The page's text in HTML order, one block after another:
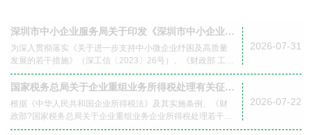
深圳市中小企业服务局关于印发《深圳市中小企业服
务局中小企业数字化服务商扶持计划操作规程》的通
知
为深入贯彻落实《关于进一步支持中小微企业纾困及高质量
发展的若干措施》（深工信〔2023〕26号）、《财政部 工业
和信息化部关于……
2026-07-31
国家税务总局关于企业重组业务所得税处理有关征管
问题的公告
根据《中华人民共和国企业所得税法》及其实施条例、《财
政部?国家税务总局关于企业重组业务企业所得税处理若干问
题的通知》（财税〔2009〕59号）、《财政部?国家税务总
2026-07-22